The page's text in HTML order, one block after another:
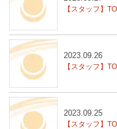
【スタッフ】
【スタッフ】
2023.09.26
【スタッフ】
2023.09.25